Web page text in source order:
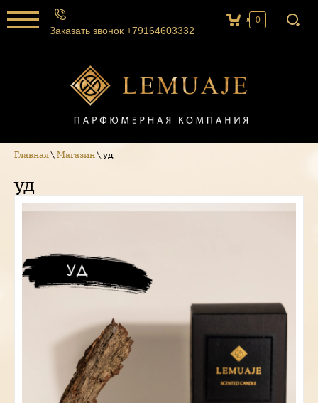
Главная\ Магазин\ уд
уд
Заказать звонок +79164603332
0